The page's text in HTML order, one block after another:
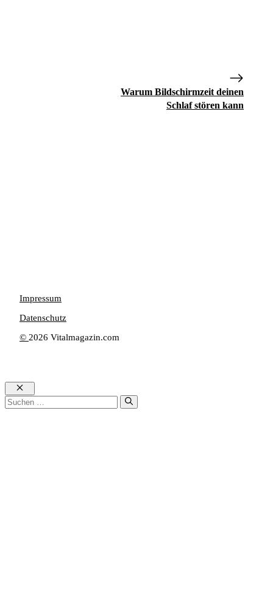
Warum Bildschirmzeit deinen
Schlaf stören kann
© 2026 Vitalmagazin.com
Impressum
Datenschutz
Schließen
Suche
nach: